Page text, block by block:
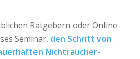
Ratgebern oder Online-
Seminar, den Schritt von
Nichtraucher-